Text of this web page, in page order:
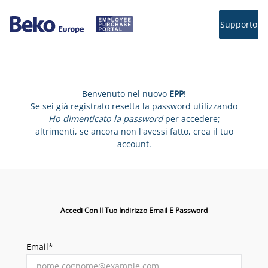
Supporto
Benvenuto nel nuovo EPP!
Se sei già registrato resetta la password utilizzando
Ho dimenticato la passwordper accedere;
altrimenti, se ancora non l'avessi fatto, crea il tuo
account.
Accedi Con Il Tuo Indirizzo Email E Password
Email*